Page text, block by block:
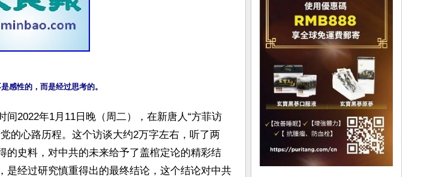
感性的，而是经过思考的。
间2022年1月11日晚（周二），在新唐人“方菲访
的心路历程。这个访谈大约2万字左右，听了两
的史料，对中共的未来给予了盖棺定论的精彩结
是经过研究慎重得出的最终结论，这个结论对中共